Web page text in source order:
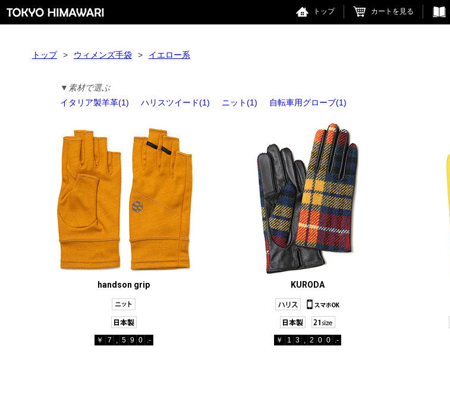
カートを見る
トップ
トップ > ウィメンズ手袋 > イエロー系
▼素材で選ぶ
イタリア製羊革(1)
ハリスツイード(1) ニット(1) 自転車用グローブ(1)
handson grip
￥ 7 , 5 9 0 .-
KURODA
￥ 1 3 , 2 0 0 .-